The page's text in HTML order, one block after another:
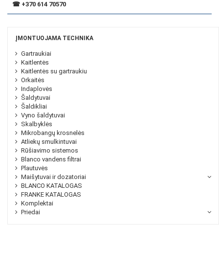
☎ +370 614 70570
ĮMONTUOJAMA TECHNIKA
Gartraukiai
Kaitlentės
Kaitlentės su gartraukiu
Orkaitės
Indaplovės
Šaldytuvai
Šaldikliai
Vyno šaldytuvai
Skalbyklės
Mikrobangų krosnelės
Atliekų smulkintuvai
Rūšiavimo sistemos
Blanco vandens filtrai
Plautuvės
Maišytuvai ir dozatoriai
BLANCO KATALOGAS
FRANKE KATALOGAS
Komplektai
Priedai